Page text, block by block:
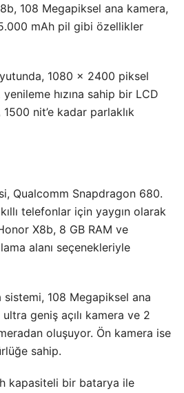
108 Megapiksel ana kamera,
mAh pil gibi özellikler
1080 x 2400 piksel
hızına sahip bir LCD
nit’e kadar parlaklık
Qualcomm Snapdragon 680.
telefonlar için yaygın olarak
X8b, 8 GB RAM ve
alanı seçenekleriyle
sistemi, 108 Megapiksel ana
geniş açılı kamera ve 2
oluşuyor. Ön kamera ise
sahip.
kapasiteli bir batarya ile